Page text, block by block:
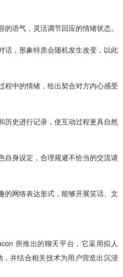
语气，灵活调节回应的情绪状态。
话，形象特质会随机发生改变，以此
程中的情绪，给出契合对方内心感受
历史进行记录，使互动过程更具自然
自身设定，合理规避不恰当的交流请
的网络表达形式，能够开展笑话、文
所推出的聊天平台，它采用拟人
并结合相关技术为用户营造出沉浸